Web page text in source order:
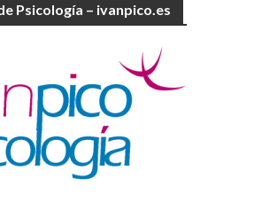
Psicología – ivanpico.es